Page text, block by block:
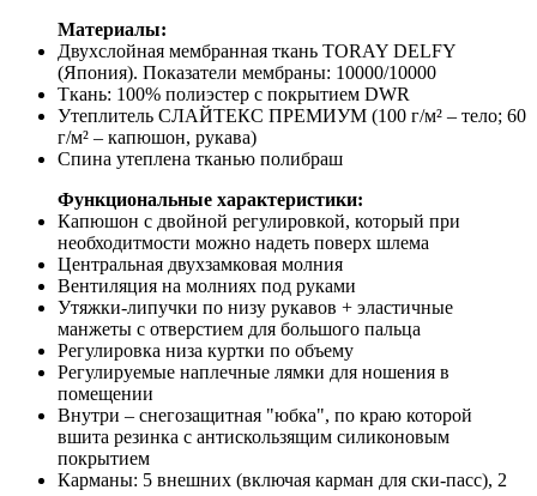
Материалы:
Двухслойная мембранная ткань TORAY DELFY
(Япония). Показатели мембраны: 10000/10000
Ткань: 100% полиэстер с покрытием DWR
Утеплитель СЛАЙТЕКС ПРЕМИУМ (100 г/м² – тело; 60
г/м² – капюшон, рукава)
Спина утеплена тканью полибраш
Функциональные характеристики:
Капюшон с двойной регулировкой, который при
необходитмости можно надеть поверх шлема
Центральная двухзамковая молния
Вентиляция на молниях под руками
Утяжки-липучки по низу рукавов + эластичные
манжеты с отверстием для большого пальца
Регулировка низа куртки по объему
Регулируемые наплечные лямки для ношения в
помещении
Внутри – снегозащитная "юбка", по краю которой
вшита резинка с антискользящим силиконовым
покрытием
Карманы: 5 внешних (включая карман для ски-пасс), 2